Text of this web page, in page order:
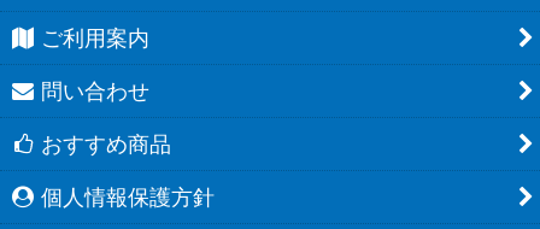
ご利用案内
問い合わせ
おすすめ商品
個人情報保護方針